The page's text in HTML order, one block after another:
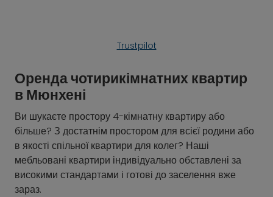
Trustpilot
Оренда чотирикімнатних квартир
в Мюнхені
Ви шукаєте простору 4-кімнатну квартиру або
більше? З достатнім простором для всієї родини або
в якості спільної квартири для колег? Наші
мебльовані квартири індивідуально обставлені за
високими стандартами і готові до заселення вже
зараз.